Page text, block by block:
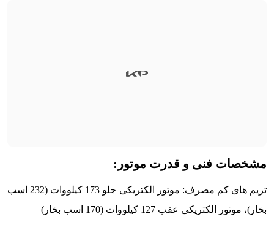
مشخصات فنی و قدرت موتور:
تریم های کم مصرف: موتور الکتریکی جلو 173 کیلووات (232 اسب
بخار)، موتور الکتریکی عقب 127 کیلووات (170 اسب بخار)